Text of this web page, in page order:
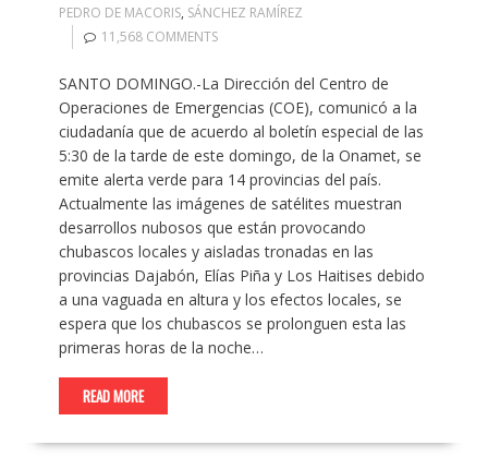
PEDRO DE MACORIS, SÁNCHEZ RAMÍREZ
11,568 COMMENTS
SANTO DOMINGO.-La Dirección del Centro de
Operaciones de Emergencias (COE), comunicó a la
ciudadanía que de acuerdo al boletín especial de las
5:30 de la tarde de este domingo, de la Onamet, se
emite alerta verde para 14 provincias del país.
Actualmente las imágenes de satélites muestran
desarrollos nubosos que están provocando
chubascos locales y aisladas tronadas en las
provincias Dajabón, Elías Piña y Los Haitises debido
a una vaguada en altura y los efectos locales, se
espera que los chubascos se prolonguen esta las
primeras horas de la noche…
READ MORE